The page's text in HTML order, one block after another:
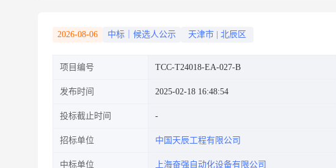
2026-08-06 中标｜候选人公示 天津市 北辰区
项目编号 TCC-T24018-EA-027-B
发布时间 2025-02-18 16:48:54
投标截止时间
招标单位 中国天辰工程有限公司
中标单位 上海奋强自动化设备有限公司